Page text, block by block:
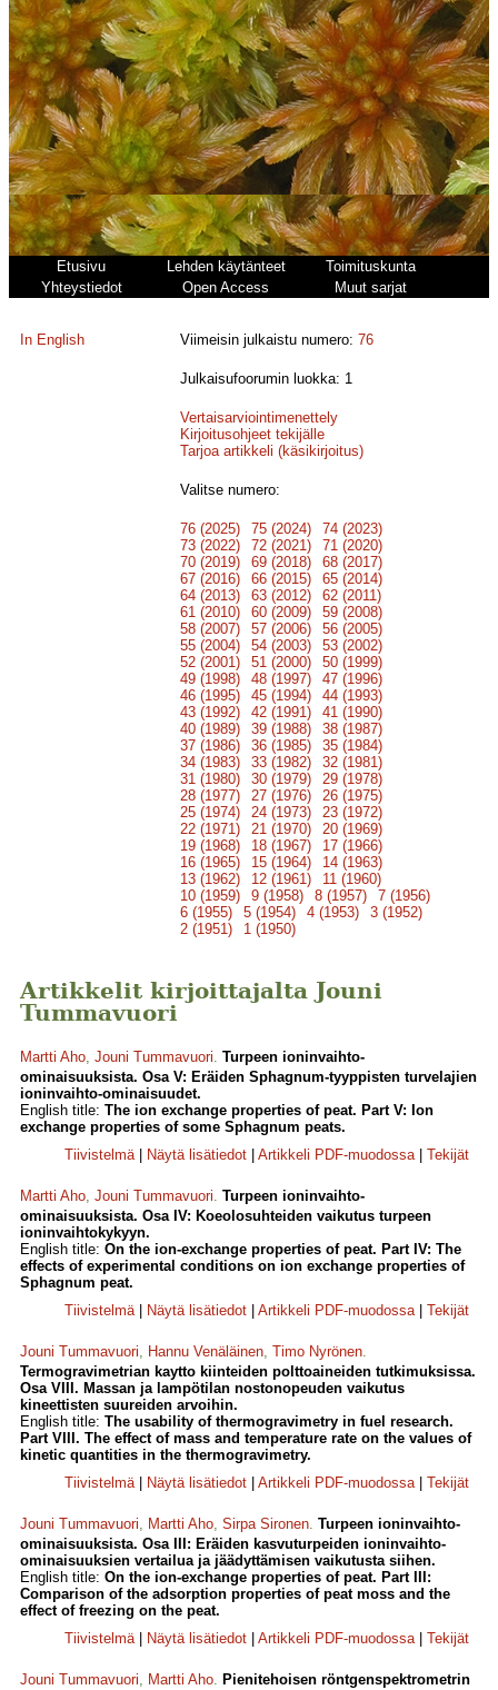
Etusivu Lehden käytänteet
Toimituskunta
Yhteystiedot
Open Access Muut sarjat
In English Viimeisin julkaistu numero:76
Julkaisufoorumin luokka: 1
Vertaisarviointimenettely
Kirjoitusohjeet tekijälle
Tarjoa artikkeli (käsikirjoitus)
Valitse numero:
76 (2025) 75 (2024)
74 (2023)
73 (2022)
72 (2021)
71 (2020)
70 (2019)
69 (2018)
68 (2017)
67 (2016)
66 (2015)
65 (2014)
64 (2013)
63 (2012)
62 (2011)
61 (2010)
60 (2009)
59 (2008)
58 (2007)
57 (2006)
56 (2005)
55 (2004)
54 (2003)
53 (2002)
52 (2001)
51 (2000)
50 (1999)
49 (1998)
48 (1997)
47 (1996)
46 (1995)
45 (1994)
44 (1993)
43 (1992)
42 (1991)
41 (1990)
40 (1989)
39 (1988)
38 (1987)
37 (1986)
36 (1985)
35 (1984)
34 (1983)
33 (1982)
32 (1981)
31 (1980)
30 (1979)
29 (1978)
28 (1977)
27 (1976)
26 (1975)
25 (1974)
24 (1973)
23 (1972)
22 (1971)
21 (1970)
20 (1969)
19 (1968)
18 (1967)
17 (1966)
16 (1965)
15 (1964)
14 (1963)
13 (1962)
12 (1961)
11 (1960)
10 (1959)
9 (1958) 8 (1957)
7 (1956)
6 (1955)
5 (1954) 4 (1953)
3 (1952)
2 (1951)
1 (1950)
Artikkelit kirjoittajalta Jouni
Tummavuori
Martti Aho, Jouni Tummavuori. Turpeen ioninvaihto-
ominaisuuksista. Osa V: Eräiden Sphagnum-tyyppisten turvelajien
ioninvaihto-ominaisuudet.
English title: The ion exchange properties of peat. Part V: Ion
exchange properties of some Sphagnum peats.
Tiivistelmä| Näytä lisätiedot Artikkeli PDF-muodossa| Tekijät
Martti Aho, Jouni Tummavuori. Turpeen ioninvaihto-
ominaisuuksista. Osa IV: Koeolosuhteiden vaikutus turpeen
ioninvaihtokykyyn.
English title: On the ion-exchange properties of peat. Part IV: The
effects of experimental conditions on ion exchange properties of
Sphagnum peat.
Tiivistelmä| Näytä lisätiedot Artikkeli PDF-muodossa| Tekijät
Jouni Tummavuori, Hannu Venäläinen, Timo Nyrönen.
Termogravimetrian kaytto kiinteiden polttoaineiden tutkimuksissa.
Osa VIII. Massan ja lampötilan nostonopeuden vaikutus
kineettisten suureiden arvoihin.
English title: The usability of thermogravimetry in fuel research.
Part VIII. The effect of mass and temperature rate on the values of
kinetic quantities in the thermogravimetry.
Tiivistelmä| Näytä lisätiedot Artikkeli PDF-muodossa| Tekijät
Jouni Tummavuori, Martti Aho, Sirpa Sironen. Turpeen ioninvaihto-
ominaisuuksista. Osa III: Eräiden kasvuturpeiden ioninvaihto-
ominaisuuksien vertailua ja jäädyttämisen vaikutusta siihen.
English title: On the ion-exchange properties of peat. Part III:
Comparison of the adsorption properties of peat moss and the
effect of freezing on the peat.
Tiivistelmä| Näytä lisätiedot Artikkeli PDF-muodossa| Tekijät
Jouni Tummavuori, Martti Aho. Pienitehoisen röntgenspektrometrin